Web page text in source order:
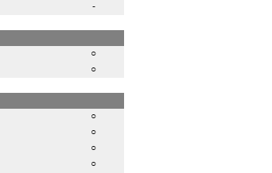
-
○
○
○
○
○
○